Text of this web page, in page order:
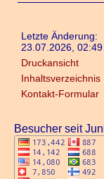
Letzte Änderung:
23.07.2026, 02:49
Druckansicht
Inhaltsverzeichnis
Kontakt-Formular
Besucher seit